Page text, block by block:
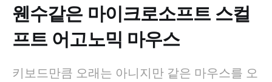
웬수같은 마이크로소프트 스컬
프트 어고노믹 마우스
키보드만큼 오래는 아니지만 같은 마우스를 오